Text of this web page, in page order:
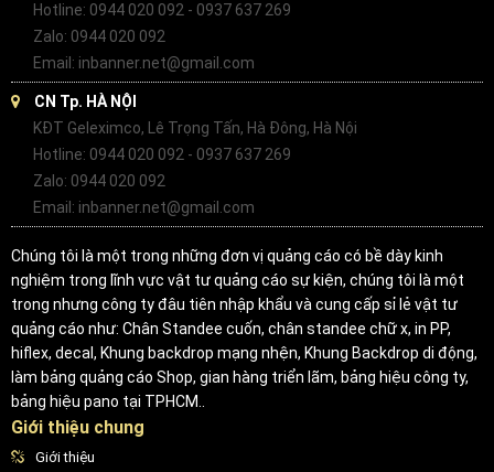
Hotline: 0944 020 092 - 0937 637 269
Zalo: 0944 020 092
Email: inbanner.net@gmail.com
CN Tp. HÀ NỘI
KĐT Geleximco, Lê Trọng Tấn, Hà Đông, Hà Nội
Hotline: 0944 020 092 - 0937 637 269
Zalo: 0944 020 092
Email: inbanner.net@gmail.com
Chúng tôi là một trong những đơn vị quảng cáo có bề dày kinh
nghiệm trong lĩnh vực vật tư quảng cáo sự kiện, chúng tôi là một
trong nhưng công ty đâu tiên nhập khẩu và cung cấp sỉ lẻ vật tư
quảng cáo như: Chân Standee cuốn, chân standee chữ x, in PP,
hiflex, decal, Khung backdrop mạng nhện, Khung Backdrop di động,
làm bảng quảng cáo Shop, gian hàng triển lãm, bảng hiệu công ty,
bảng hiệu pano tại TPHCM..
Giới thiệu chung
Giới thiệu